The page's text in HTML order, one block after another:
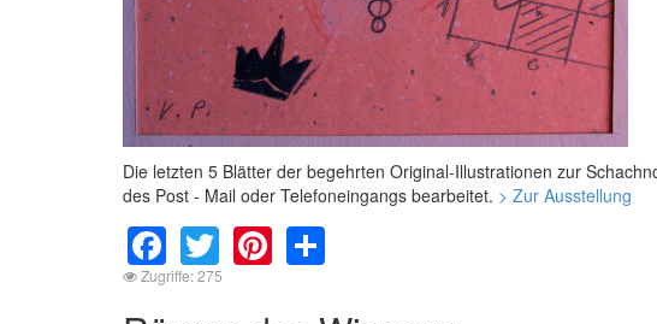
Die letzten 5 Blätter der begehrten Original-Illustrationen zur
des Post - Mail oder Telefoneingangs bearbeitet. > Zur Ausstellung
Facebook
TwitterPinterest
Zugriffe: 275